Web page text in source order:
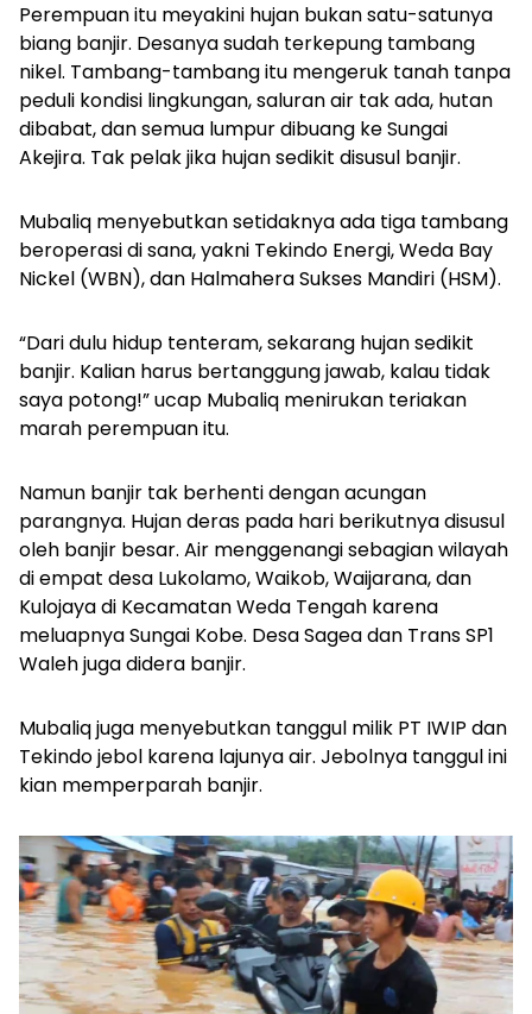
Perempuan itu meyakini hujan bukan satu-satunya
biang banjir. Desanya sudah terkepung tambang
nikel. Tambang-tambang itu mengeruk tanah tanpa
peduli kondisi lingkungan, saluran air tak ada, hutan
dibabat, dan semua lumpur dibuang ke Sungai
Akejira. Tak pelak jika hujan sedikit disusul banjir.
Mubaliq menyebutkan setidaknya ada tiga tambang
beroperasi di sana, yakni Tekindo Energi, Weda Bay
Nickel (WBN), dan Halmahera Sukses Mandiri (HSM).
“Dari dulu hidup tenteram, sekarang hujan sedikit
banjir. Kalian harus bertanggung jawab, kalau tidak
saya potong!” ucap Mubaliq menirukan teriakan
marah perempuan itu.
Namun banjir tak berhenti dengan acungan
parangnya. Hujan deras pada hari berikutnya disusul
oleh banjir besar. Air menggenangi sebagian wilayah
di empat desa Lukolamo, Waikob, Waijarana, dan
Kulojaya di Kecamatan Weda Tengah karena
meluapnya Sungai Kobe. Desa Sagea dan Trans SP1
Waleh juga didera banjir.
Mubaliq juga menyebutkan tanggul milik PT IWIP dan
Tekindo jebol karena lajunya air. Jebolnya tanggul ini
kian memperparah banjir.